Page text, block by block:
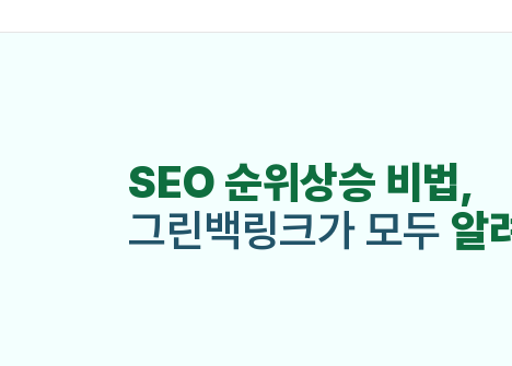
SEO 순위상승 비법,
그린백링크가 모두 알